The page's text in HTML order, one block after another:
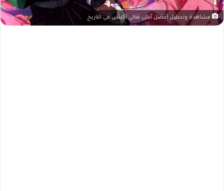
مشاهدة وتحميل أفضل أنمي قتالي أكشن في التاريخ